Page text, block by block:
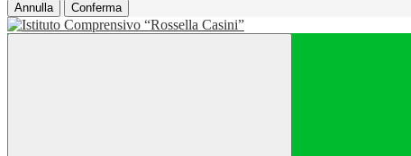
Annulla Conferma